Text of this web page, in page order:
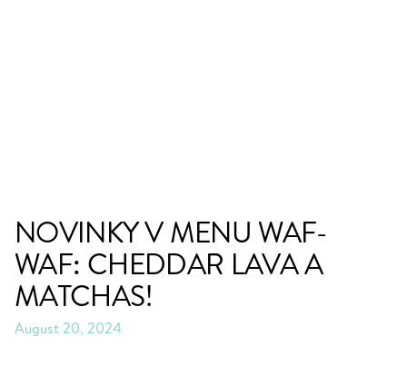
NOVINKY V MENU WAF-
WAF: CHEDDAR LAVA A
MATCHAS!
August 20, 2024